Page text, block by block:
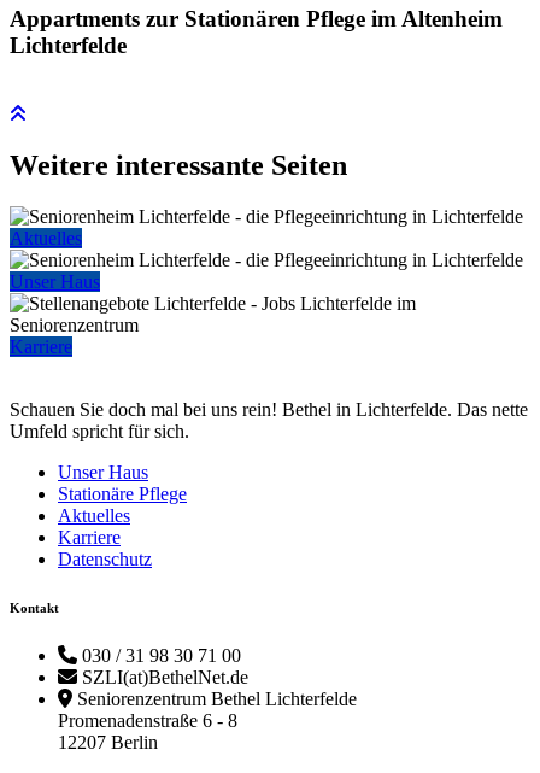
Appartments zur Stationären Pflege im Altenheim
Lichterfelde
Weitere interessante Seiten
Aktuelles
Unser Haus
Karriere
Schauen Sie doch mal bei uns rein! Bethel in Lichterfelde. Das nette
Umfeld spricht für sich.
Unser Haus
Stationäre Pflege
Aktuelles
Karriere
Datenschutz
Kontakt
030 / 31 98 30 71 00
SZLI(at)BethelNet.de
Seniorenzentrum Bethel Lichterfelde
Promenadenstraße 6 - 8
12207 Berlin